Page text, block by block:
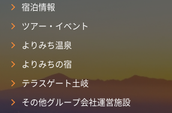
宿泊情報
ツアー・イベント
よりみち温泉
よりみちの宿
テラスゲート土岐
その他グループ会社運営施設